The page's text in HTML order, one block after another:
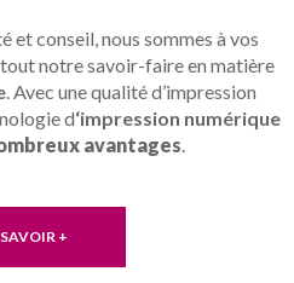
et conseil, nous sommes à vos
notre savoir-faire en matière
. Avec une qualité d’impression
d‘impression numérique
avantages.
+